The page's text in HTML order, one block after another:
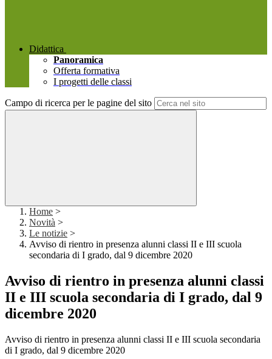
Didattica
Panoramica
Offerta formativa
I progetti delle classi
Campo di ricerca per le pagine del sito
Home >
Novità >
Le notizie >
Avviso di rientro in presenza alunni classi II e III scuola
secondaria di I grado, dal 9 dicembre 2020
Avviso di rientro in presenza alunni classi
II e III scuola secondaria di I grado, dal 9
dicembre 2020
Avviso di rientro in presenza alunni classi II e III scuola secondaria
di I grado, dal 9 dicembre 2020